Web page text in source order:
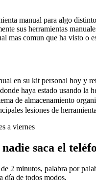
manual para algo
sus herramientas
mas comun que ha visto
en su kit personal hoy y
haya estado usando
de almacenamiento
lesiones de
a viernes
saca el
2 minutos, palabra por
día de todos modos.